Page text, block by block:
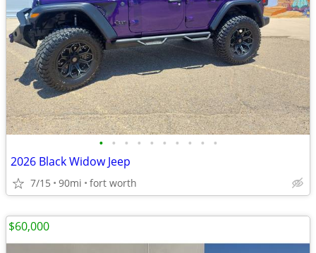
• • • • • • • • • •
2026 Black Widow Jeep
7/15 90mi fort worth
$60,000